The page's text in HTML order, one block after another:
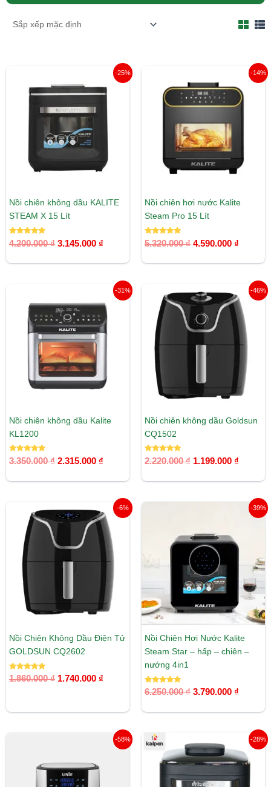
-25%
Nồi chiên không dầu KALITE
STEAM X 15 Lít
Được xếp
hạng
4.200.000₫
gốc
là:
3.145.000 ₫
Giá
hiện
tại
-14%
Nồi chiên hơi nước Kalite
Steam Pro 15 Lít
Được xếp
hạng
5.320.000₫
gốc
là:
5.320.000 ₫.
4.590.000 ₫
Giá
hiện
tại
là:
-31%
Nồi chiên không dầu Kalite
KL1200
Được xếp
hạng
3.350.000₫
là:
3.350.000 ₫.
2.315.000 ₫
Giá
hiện
tại
là:
2.315.000 ₫.
-46%
Nồi chiên không dầu Goldsun
CQ1502
Được xếp
hạng
2.220.000₫
gốc
là:
2.220.000 ₫.
1.199.000 ₫
Giá
hiện
tại
là:
-6%
Nồi Chiên Không Dầu Điện Tử
GOLDSUN CQ2602
Được xếp
hạng
1.860.000₫
gốc
1.860.000 ₫.
1.740.000 ₫
Giá
hiện
tại
là:
1.740.000 ₫.
-39%
Nồi Chiên Hơi Nước Kalite
Steam Star – hấp – chiên –
nướng 4in1
Được xếp
hạng
6.250.000₫
6.250.000 ₫.
3.790.000 ₫
Giá
hiện
-58%
3.590.000 ₫.
Giá
hiện
-28%
gốc
là:
Giá
hiện
tại